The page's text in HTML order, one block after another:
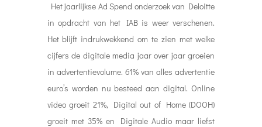
Het jaarlijkse Ad Spend onderzoek van Deloitte
in opdracht van het IAB is weer verschenen.
Het blijft indrukwekkend om te zien met welke
cijfers de digitale media jaar over jaar groeien
in advertentievolume. 61% van alles advertentie
euro’s worden nu besteed aan digital. Online
video groeit 21%, Digital out of Home (DOOH)
groeit met 35% en Digitale Audio maar liefst